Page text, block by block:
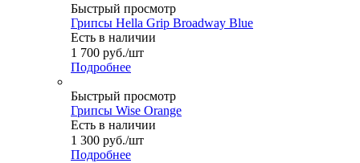
Быстрый просмотр
Грипсы Hella Grip Broadway Blue
Есть в наличии
1 700 руб./шт
Подробнее
Быстрый просмотр
Грипсы Wise Orange
Есть в наличии
1 300 руб./шт
Подробнее